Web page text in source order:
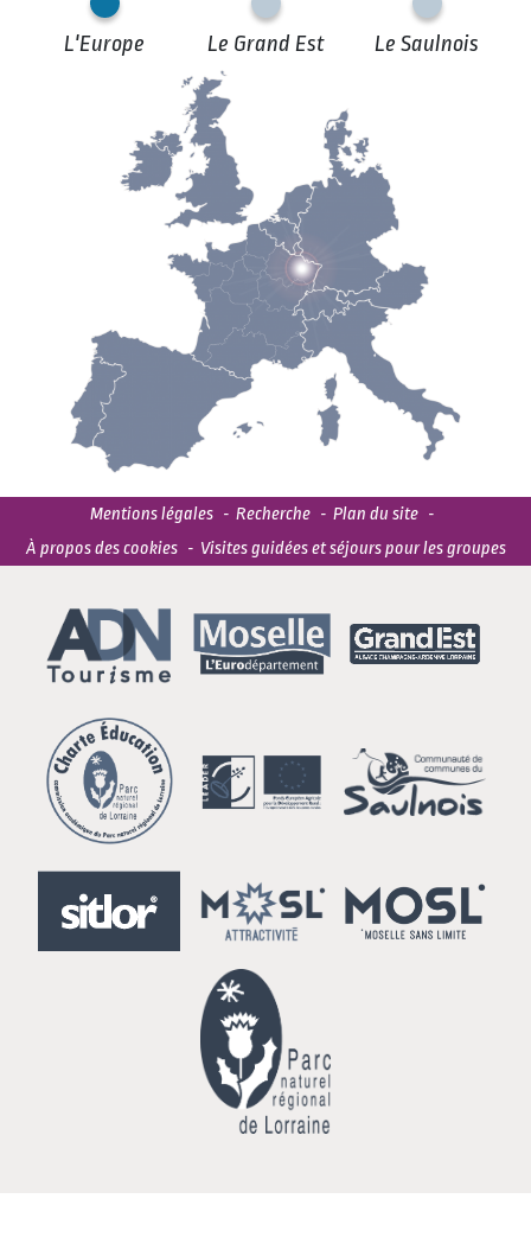
L'Europe Le Grand Est Le Saulnois
Mentions légales Recherche
Plan du site
À propos des cookies
Visites guidées et séjours pour les groupes